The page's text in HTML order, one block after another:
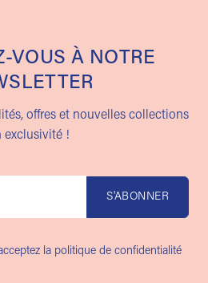
VOUS À NOTRE
offres et nouvelles collections
exclusivité !
la politique de confidentialité